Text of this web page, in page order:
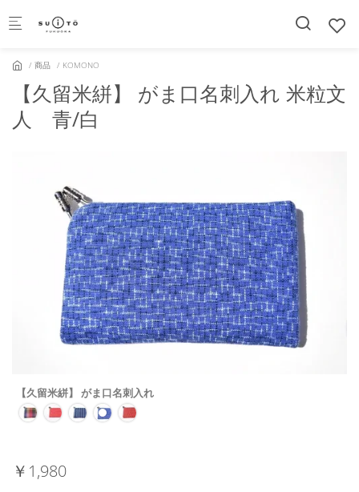
商品 KOMONO
【久留米絣】 がま口名刺入れ 米粒文
人 青/白
【久留米絣】 がま口名刺入れ
￥1,980